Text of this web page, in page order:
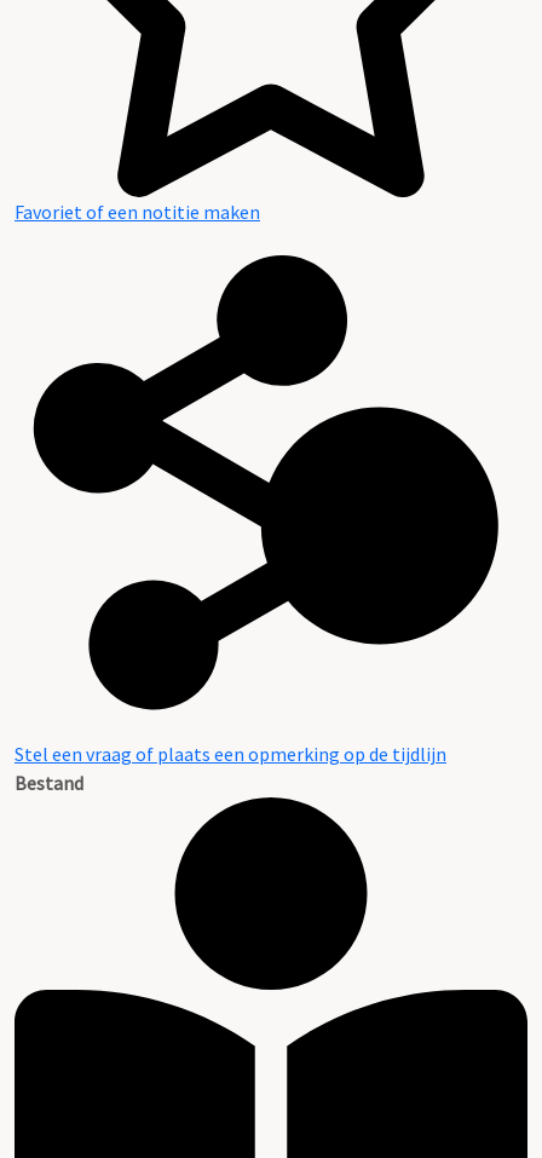
Favoriet of een notitie maken
Stel een vraag of plaats een opmerking op de tijdlijn
Bestand